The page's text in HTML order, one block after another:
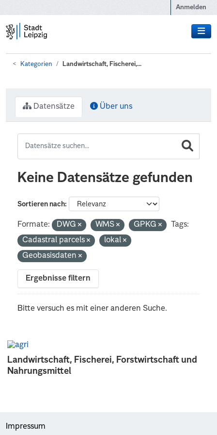
Anmelden
Kategorien Landwirtschaft, Fischerei,...
Landwirtschaft, Fischerei, Forstwirtschaft und
Nahrungsmittel
Datensätze Über uns
Keine Datensätze gefunden
Sortieren nach
Formate: DWG WMS GPKG
Tags:
Cadastral parcels
lokal
Geobasisdaten
Ergebnisse filtern
Bitte versuch es mit einer anderen Suche.
Impressum